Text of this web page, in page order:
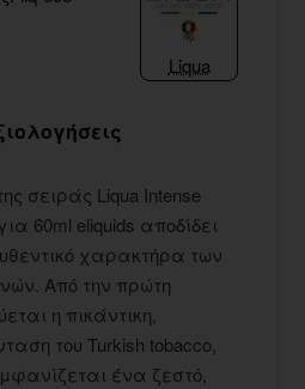
Liqua
σειράς Liqua Intense
60ml eliquids αποδίδει
χαρακτήρα των
Από την πρώτη
η πικάντικη,
του Turkish tobacco,
ένα ζεστό,